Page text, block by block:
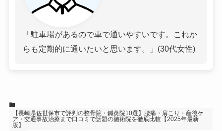
「駐車場があるので車で通いやすいです。これか
らも定期的に通いたいと思います。」(30代女性)
【長崎県佐世保市で評判の整骨院・鍼灸院10選】腰痛・肩こり・産後ケ
ア・交通事故治療まで口コミで話題の施術院を徹底比較【2025年最新
版】